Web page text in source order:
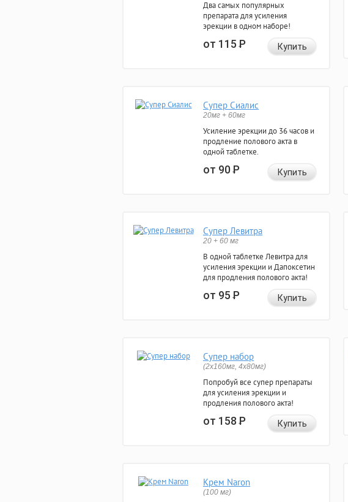
Два самых популярных
препарата для усиления
эрекции в одном наборе!
от 115Р Купить
Супер Сиалис
20мг + 60мг
Усиление эрекции до 36 часов и
продление полового акта в
одной таблетке.
от 90Р Купить
Супер Левитра
20 + 60 мг
В одной таблетке Левитра для
усиления эрекции и Дапоксетин
для продления полового акта!
от 95Р Купить
Супер набор
(2х160мг, 4х80мг)
Попробуй все супер препараты
для усиления эрекции и
продления полового акта!
от 158Р Купить
Крем Naron
(100 мг)